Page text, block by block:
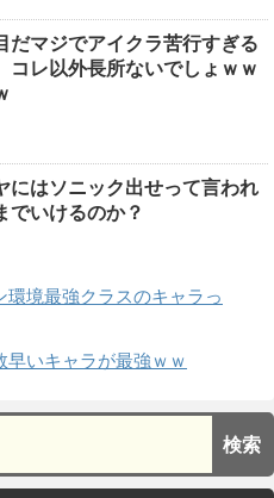
だマジでアイクラ苦行すぎる
レ以外長所ないでしょｗｗ
にはソニック出せって言われ
でいけるのか？
環境最強クラスのキャラっ
早いキャラが最強ｗｗ